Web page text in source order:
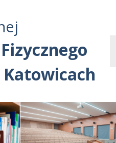
do
menu
treści
mapy